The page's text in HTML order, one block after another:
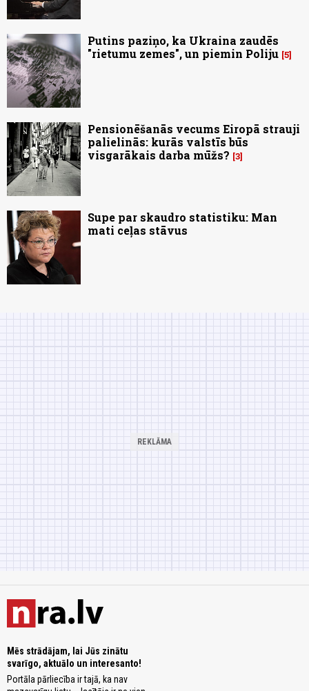
Putins paziņo, ka Ukraina zaudēs
"rietumu zemes", un piemin Poliju 5
Pensionēšanās vecums Eiropā strauji
palielinās: kurās valstīs būs
visgarākais darba mūžs? 3
Supe par skaudro statistiku: Man
mati ceļas stāvus
Mēs strādājam, lai Jūs zinātu
svarīgo, aktuālo un interesanto!
Portāla pārliecība ir tajā, ka nav